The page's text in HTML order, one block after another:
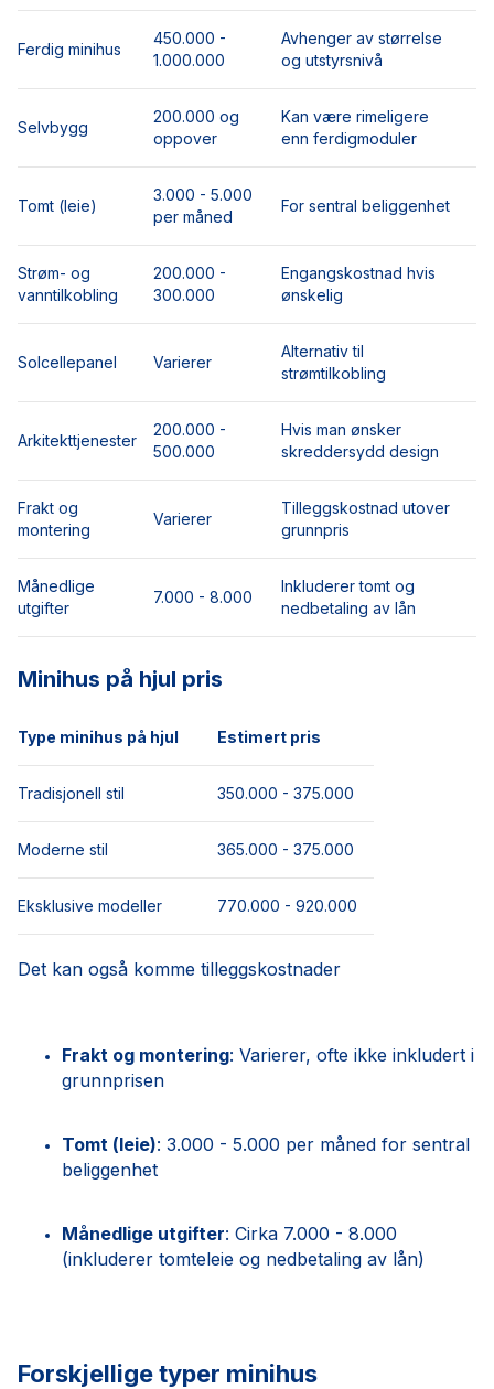
Ferdig minihus
450.000 -
1.000.000
Avhenger av størrelse
og utstyrsnivå
Selvbygg
200.000 og
oppover
Kan være rimeligere
enn ferdigmoduler
Tomt (leie)
3.000 - 5.000
per måned
For sentral beliggenhet
Strøm- og
vanntilkobling
200.000 -
300.000
Engangskostnad hvis
ønskelig
Solcellepanel Varierer
Alternativ til
strømtilkobling
Arkitekttjenester
200.000 -
500.000
Hvis man ønsker
skreddersydd design
Frakt og
montering
Varierer
Tilleggskostnad utover
grunnpris
Månedlige
utgifter
7.000 - 8.000
Inkluderer tomt og
nedbetaling av lån
Minihus på hjul pris
Type minihus på hjul Estimert pris
Tradisjonell stil 350.000 - 375.000
Moderne stil 365.000 - 375.000
Eksklusive modeller 770.000 - 920.000
Det kan også komme tilleggskostnader
Frakt og montering: Varierer, ofte ikke inkludert i
grunnprisen
Tomt (leie): 3.000 - 5.000 per måned for sentral
beliggenhet
Månedlige utgifter: Cirka 7.000 - 8.000
(inkluderer tomteleie og nedbetaling av lån)
Forskjellige typer minihus